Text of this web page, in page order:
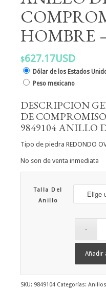
HOMBRE
$627.17USD
Dólar de los Estados
Peso mexicano
DESCRIPCION
DE
9849104 ANILLO
Tipo de piedra REDONDO
No son de venta inmediata
Talla Del
Anillo
Añadir
SKU: 9849104 Categorías: